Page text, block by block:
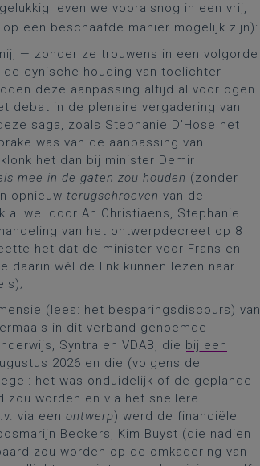
leven we vooralsnog in een vrij,
een beschaafde manier mogelijk zijn):
— zonder ze trouwens in een volgorde
cynische houding van toelichter
deze aanpassing altijd al voor ogen
debat in de plenaire vergadering van
saga, zoals Stephanie D’Hose het
was van de aanpassing van
klonk het dan bij minister Demir
mee in de gaten zou houden (zonder
opnieuw terugschroeven van de
wel door An Christiaens, Stephanie
van het ontwerpdecreet op 8
het dat de minister voor Frans en
daarin wél de link kunnen lezen naar
(lees: het besparingsdiscours) van
in dit verband genoemde
Syntra en VDAB, die bij een
2026 en die (volgens de
het was onduidelijk of de geplande
zou worden en via het snellere
via een ontwerp) werd de financiële
Beckers, Kim Buyst (die nadien
zou worden op de omkadering van